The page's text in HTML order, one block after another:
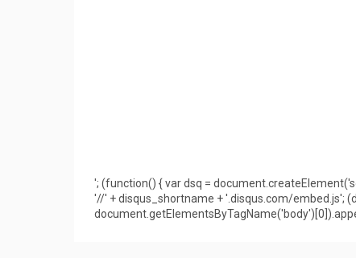
'; (function() { var dsq =
'//' + disqus_shortname + '.disqus.com/embed.js';